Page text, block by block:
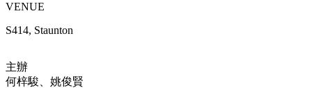
VENUE
S414, Staunton
主辦
何梓駿、姚俊賢